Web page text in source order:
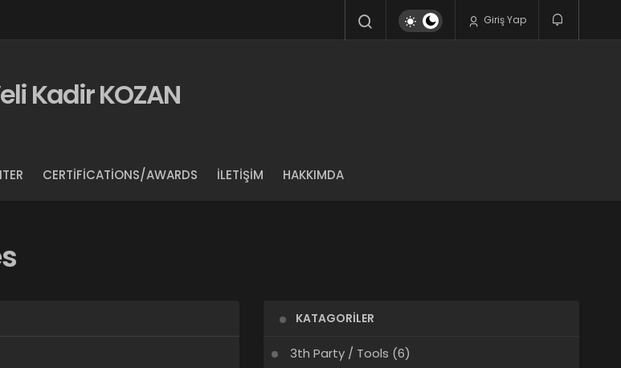
Giriş Yap
Kadir KOZAN
CERTIFICATIONS/AWARDS İLETIŞIM HAKKIMDA
KATAGORILER
3th Party / Tools (6)